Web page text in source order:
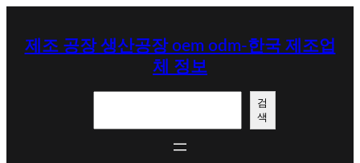
제조 공장 생산공장 oem odm-한국 제조업
체 정보
검
색